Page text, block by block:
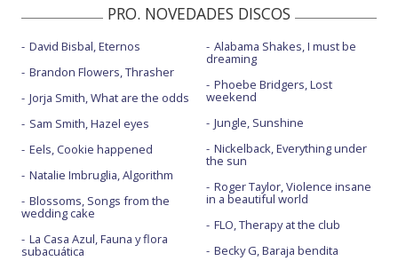
PRO. NOVEDADES DISCOS
David Bisbal, Eternos
Brandon Flowers, Thrasher
Jorja Smith, What are the odds
Sam Smith, Hazel eyes
Eels, Cookie happened
Natalie Imbruglia, Algorithm
Blossoms, Songs from the
wedding cake
La Casa Azul, Fauna y flora
subacuática
Alabama Shakes, I must be
dreaming
Phoebe Bridgers, Lost
weekend
Jungle, Sunshine
Nickelback, Everything under
the sun
Roger Taylor, Violence insane
in a beautiful world
FLO, Therapy at the club
Becky G, Baraja bendita